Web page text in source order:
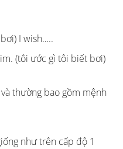
I wish…..
(tôi ước gì tôi biết bơi)
thường bao gồm mệnh
như trên cấp độ 1